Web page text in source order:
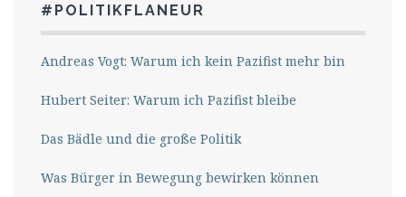
#POLITIKFLANEUR
Andreas Vogt: Warum ich kein Pazifist mehr bin
Hubert Seiter: Warum ich Pazifist bleibe
Das Bädle und die große Politik
Was Bürger in Bewegung bewirken können